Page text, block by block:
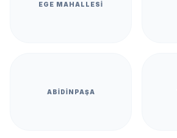
EGE MAHALLESI
ABIDINPAŞA